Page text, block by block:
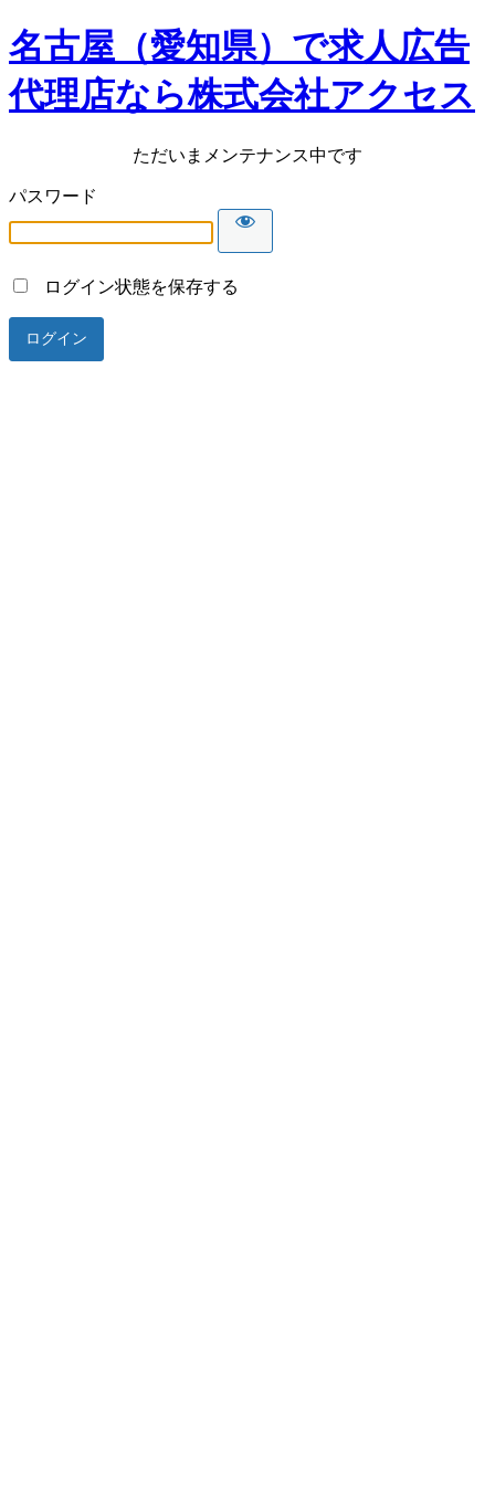
名古屋（愛知県）で求人広告
代理店なら株式会社アクセス
ただいまメンテナンス中です
パスワード
ログイン状態を保存する